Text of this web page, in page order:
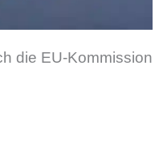
die EU-Kommission